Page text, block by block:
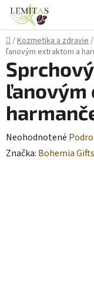
Prejsť
obsah
Domov
/Kozmetika a zdravie/
ľanovým extraktom a
ľanovým
Priemerné
hodnotenie
Neohodnotené
Značka: Bohemia